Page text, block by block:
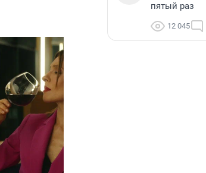
пятый раз
12 045